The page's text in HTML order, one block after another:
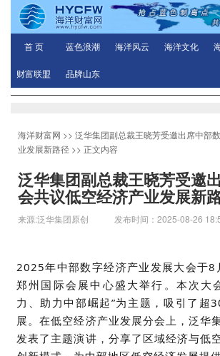
首 页 蓝色浪潮 海洋风云 海洋文化
财富联盟 品牌山东
海洋财富网 >> 泛华集团副总裁王晓芳受邀出席中部
业发展新路径 >> 正文内容
泛华集团副总裁王晓芳受邀
会共议低空经济产业发展新
来源:泛华集团原创 发布时间：2025-08-26
2025年中部数字经济产业发展大会于
郑州国际会展中心盛大举行。本次大
力、助力中部崛起”为主题，吸引了超
展。在低空经济产业发展分会上，泛华
发表了主题演讲，分享了区域经济与低